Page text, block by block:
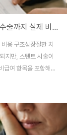
심장질환 치료비 얼마나 필요할까? 검사부터 시술·수술까지 실제 비용 구조
용 구조심장질환 치
지만, 스텐트 시술이
급여 항목을 포함해
학병원 응급실 문을
생각보다 체계적이면
단순하지 않아요.1.
심전도와 혈액 검사,